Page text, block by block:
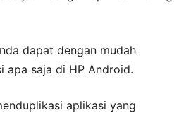
dapat dengan mudah
apa saja di HP Android.
aplikasi yang